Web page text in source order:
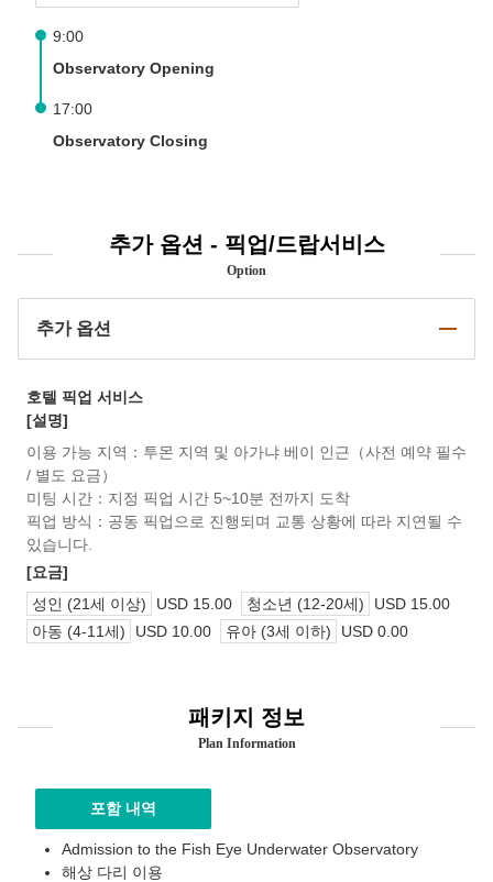
9:00
Observatory Opening
17:00
Observatory Closing
추가 옵션 - 픽업/드랍서비스
Option
추가 옵션
호텔 픽업 서비스
[설명]
이용 가능 지역：투몬 지역 및 아가냐 베이 인근（사전 예약 필수
/ 별도 요금）
미팅 시간：지정 픽업 시간 5~10분 전까지 도착
픽업 방식：공동 픽업으로 진행되며 교통 상황에 따라 지연될 수
있습니다.
[요금]
성인 (21세 이상)
USD 15.00 청소년 (12-20세)
USD 15.00
아동 (4-11세)
USD 10.00 유아 (3세 이하) USD 0.00
패키지 정보
Plan Information
포함 내역
Admission to the Fish Eye Underwater Observatory
해상 다리 이용